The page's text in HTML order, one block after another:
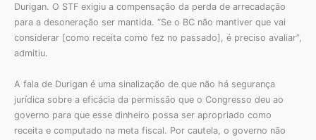
Durigan. O STF exigiu a compensação da perda de arrecadação
para a desoneração ser mantida. “Se o BC não mantiver que vai
considerar [como receita como fez no passado], é preciso avaliar”,
admitiu.
A fala de Durigan é uma sinalização de que não há segurança
jurídica sobre a eficácia da permissão que o Congresso deu ao
governo para que esse dinheiro possa ser apropriado como
receita e computado na meta fiscal. Por cautela, o governo não